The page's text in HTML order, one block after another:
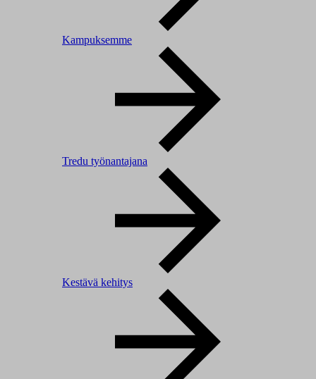
Kampuksemme
Tredu työnantajana
Kestävä kehitys